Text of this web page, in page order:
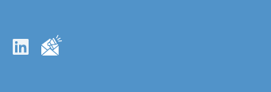
Suivez nous sur Linkedin